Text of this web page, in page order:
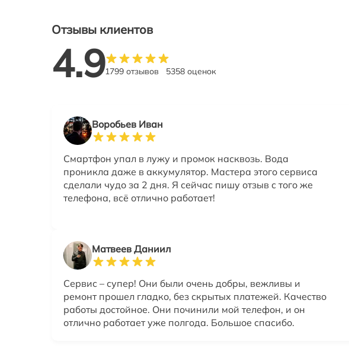
Отзывы клиентов
4.91799 отзывов 5358 оценок
Воробьев Иван
Смартфон упал в лужу и промок насквозь. Вода
проникла даже в аккумулятор. Мастера этого сервиса
сделали чудо за 2 дня. Я сейчас пишу отзыв с того же
телефона, всё отлично работает!
Матвеев Даниил
Сервис – супер! Они были очень добры, вежливы и
ремонт прошел гладко, без скрытых платежей. Качество
работы достойное. Они починили мой телефон, и он
отлично работает уже полгода. Большое спасибо.